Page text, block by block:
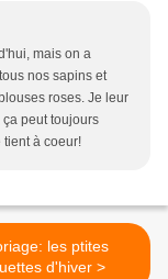
mais on a
nos sapins et
roses. Je leur
peut toujours
tient à coeur!
les ptites
chouettes d'hiver >